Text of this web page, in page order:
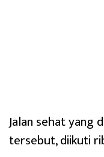
Jalan sehat yang
tersebut, diikuti